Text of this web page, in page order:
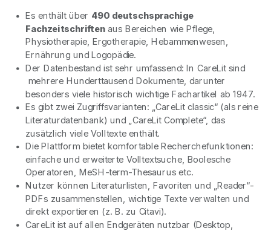
Es enthält über 490 deutschsprachige
Fachzeitschriftenaus Bereichen wie Pflege,
Physiotherapie, Ergotherapie, Hebammenwesen,
Ernährung und Logopädie.
Der Datenbestand ist sehr umfassend: In CareLit sind
mehrere Hunderttausend Dokumente, darunter
besonders viele historisch wichtige Fachartikel ab 1947.
Es gibt zwei Zugriffsvarianten: „CareLit classic“ (als reine
Literaturdatenbank) und „CareLit Complete“, das
zusätzlich viele Volltexte enthält.
Die Plattform bietet komfortable Recherchefunktionen:
einfache und erweiterte Volltextsuche, Boolesche
Operatoren, MeSH-term-Thesaurus etc.
Nutzer können Literaturlisten, Favoriten und „Reader“-
PDFs zusammenstellen, wichtige Texte verwalten und
direkt exportieren (z. B. zu Citavi).
CareLit ist auf allen Endgeräten nutzbar (Desktop,